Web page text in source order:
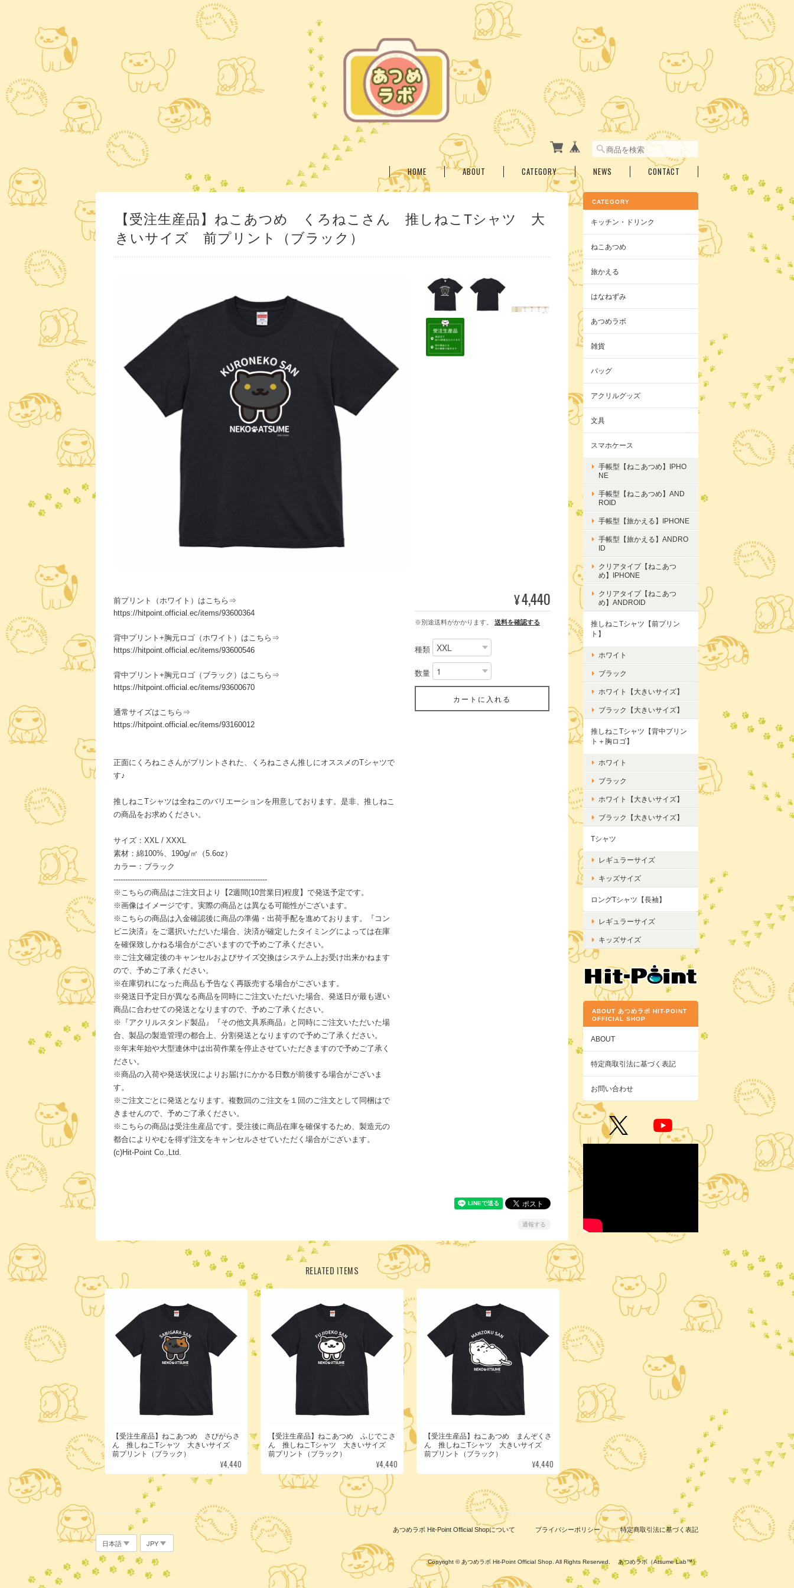
HOME ABOUT CATEGORY NEWS CONTACT
【受注生産品】ねこあつめ くろねこさん 推しねこTシャツ 大
きいサイズ 前プリント（ブラック）
前プリント（ホワイト）はこちら⇒
https://hitpoint.official.ec/items/93600364
背中プリント+胸元ロゴ（ホワイト）はこちら⇒
https://hitpoint.official.ec/items/93600546
背中プリント+胸元ロゴ（ブラック）はこちら⇒
https://hitpoint.official.ec/items/93600670
通常サイズはこちら⇒
https://hitpoint.official.ec/items/93160012
正面にくろねこさんがプリントされた、くろねこさん推しにオススメのTシャツで
す♪
推しねこTシャツは全ねこのバリエーションを用意しております。是非、推しねこ
の商品をお求めください。
サイズ：XXL / XXXL
素材：綿100%、190g/㎡（5.6oz）
カラー：ブラック
-----------------------------------------------------------------
※こちらの商品はご注文日より【2週間(10営業日)程度】で発送予定です。
※画像はイメージです。実際の商品とは異なる可能性がございます。
※こちらの商品は入金確認後に商品の準備・出荷手配を進めております。『コン
ビニ決済』をご選択いただいた場合、決済が確定したタイミングによっては在庫
を確保致しかねる場合がございますので予めご了承ください。
※ご注文確定後のキャンセルおよびサイズ交換はシステム上お受け出来かねます
ので、予めご了承ください。
※在庫切れになった商品も予告なく再販売する場合がございます。
※発送日予定日が異なる商品を同時にご注文いただいた場合、発送日が最も遅い
商品に合わせての発送となりますので、予めご了承ください。
※『アクリルスタンド製品』『その他文具系商品』と同時にご注文いただいた場
合、製品の製造管理の都合上、分割発送となりますので予めご了承ください。
※年末年始や大型連休中は出荷作業を停止させていただきますので予めご了承く
ださい。
※商品の入荷や発送状況によりお届けにかかる日数が前後する場合がございま
す。
※ご注文ごとに発送となります。複数回のご注文を１回のご注文として同梱はで
きませんので、予めご了承ください。
※こちらの商品は受注生産品です。受注後に商品在庫を確保するため、製造元の
都合によりやむを得ず注文をキャンセルさせていただく場合がございます。
(c)Hit-Point Co.,Ltd.
¥4,440
※別途送料がかかります。 送料を確認する
種類
数量
カートに入れる
通報する
RELATED ITEMS
【受注生産品】ねこあつめ さびがらさ
ん 推しねこTシャツ 大きいサイズ
前プリント（ブラック）
¥4,440
【受注生産品】ねこあつめ ふじでこさ
ん 推しねこTシャツ 大きいサイズ
前プリント（ブラック）
¥4,440
【受注生産品】ねこあつめ まんぞくさ
ん 推しねこTシャツ 大きいサイズ
前プリント（ブラック）
¥4,440
CATEGORY
キッチン・ドリンク
ねこあつめ
旅かえる
はなねずみ
あつめラボ
雑貨
バッグ
アクリルグッズ
文具
スマホケース
手帳型【ねこあつめ】IPHO
NE
手帳型【ねこあつめ】AND
ROID
手帳型【旅かえる】IPHONE
手帳型【旅かえる】ANDRO
ID
クリアタイプ【ねこあつ
め】IPHONE
クリアタイプ【ねこあつ
め】ANDROID
推しねこTシャツ【前プリン
ト】
ホワイト
ブラック
ホワイト【大きいサイズ】
ブラック【大きいサイズ】
推しねこTシャツ【背中プリン
ト＋胸ロゴ】
ホワイト
ブラック
ホワイト【大きいサイズ】
ブラック【大きいサイズ】
Tシャツ
レギュラーサイズ
キッズサイズ
ロングTシャツ【長袖】
レギュラーサイズ
キッズサイズ
ABOUT あつめラボ HIT-POINT
OFFICIAL SHOP
ABOUT
特定商取引法に基づく表記
お問い合わせ
あつめラボ Hit-Point Official Shopについて プライバシーポリシー 特定商取引法に基づく表記
Copyright © あつめラボ Hit-Point Official Shop. All Rights Reserved. あつめラボ（Atsume Lab™）